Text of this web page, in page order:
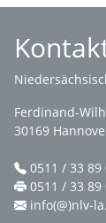
Ferdinand-
30169
0511 / 33 89
0511 / 33 89
info(@)nlv-